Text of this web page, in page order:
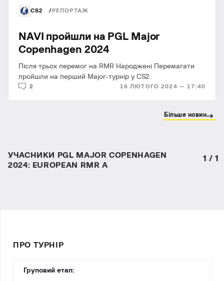
CS2 РЕПОРТАЖ
16 ЛЮТОГО 2024 — 17:40
NAVI пройшли на PGL Major
Copenhagen 2024
Після трьох перемог на RMR Народжені Перемагати
пройшли на перший Major-турнір у CS2.
2
Більше новин
УЧАСНИКИ PGL MAJOR COPENHAGEN
2024: EUROPEAN RMR A
1 / 1
ПРО ТУРНІР
Груповий етап: